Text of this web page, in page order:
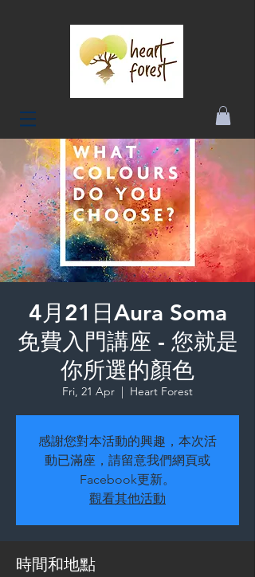
4月21日Aura Soma
免費入門講座 - 您就是
你所選的顏色
Fri, 21 Apr
  |
Heart Forest
感謝您對本活動的興趣，本次活
動已滿座，請留意我們網頁或
Facebook更新。
觀看其他活動
時間和地點